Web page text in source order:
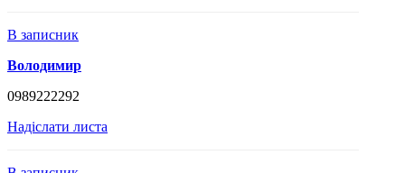
В записник
Володимир
0989222292
Надіслати листа